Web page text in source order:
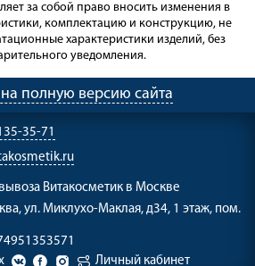
за собой право вносить изменения в
комплектацию и конструкцию, не
характеристики изделий, без
уведомления.
полную версию сайта
35-71
Витакосметик в Москве
ул. Миклухо-Маклая, д34, 1 этаж, пом.
Личный кабинет